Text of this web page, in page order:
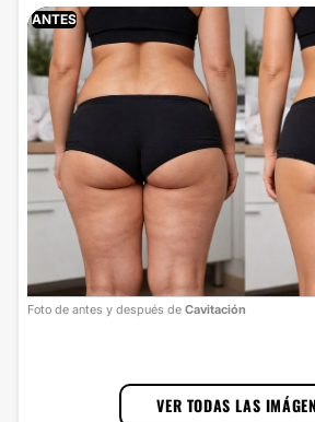
ANTES
Foto de antes y después de Cavitación
VER TODAS LAS